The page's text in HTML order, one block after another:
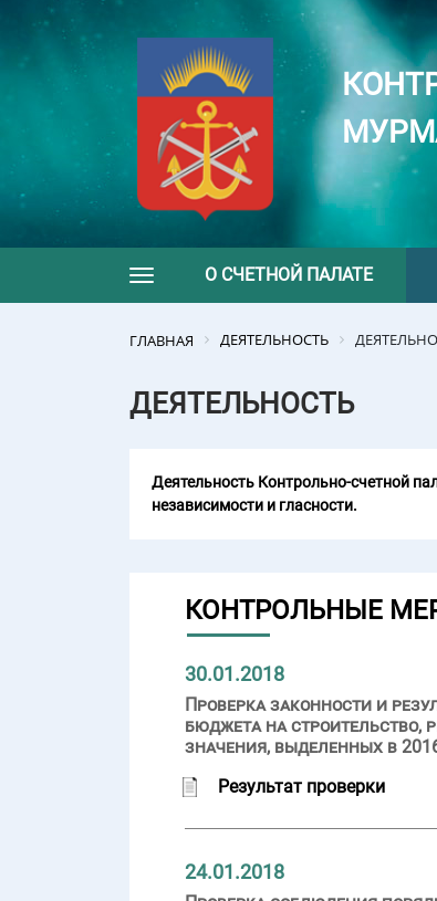
Toggle navigation
О СЧЕТНОЙ ПАЛАТЕ
ГЛАВНАЯ ДЕЯТЕЛЬНОСТЬ
ДЕЯТЕЛЬНОСТЬ
Деятельность Контрольно-счетной
независимости и гласности.
КОНТРОЛЬНЫЕ
30.01.2018
Проверка законности и
бюджета на строительство,
значения, выделенных в
Результат проверки
24.01.2018